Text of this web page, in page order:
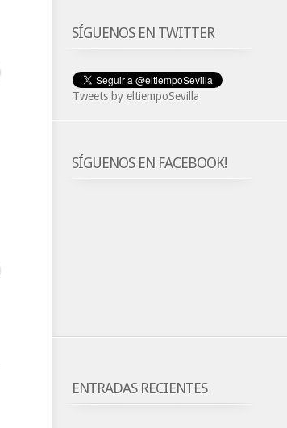
SÍGUENOS EN TWITTER
Tweets by eltiempoSevilla
SÍGUENOS EN FACEBOOK!
ENTRADAS RECIENTES